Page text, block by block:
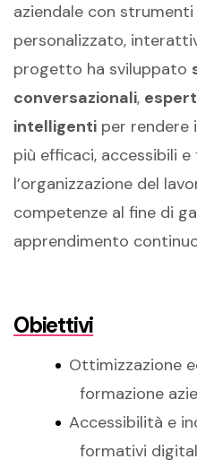
aziendale con
personalizzato,
progetto ha sviluppato
conversazionali,
intelligenti per rendere
più efficaci, accessibili
l’organizzazione del
competenze al fine di
apprendimento
Obiettivi
Ottimizzazione
formazione
Accessibilità e
formativi